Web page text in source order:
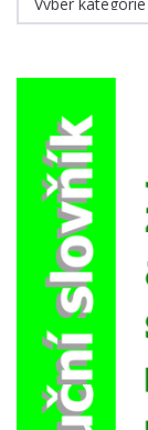
eMagazín